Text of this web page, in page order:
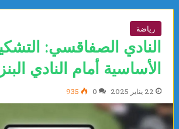
رياضة
النادي الصفاقسي:
الأساسية أمام النادي
22 يناير 2025 0
935